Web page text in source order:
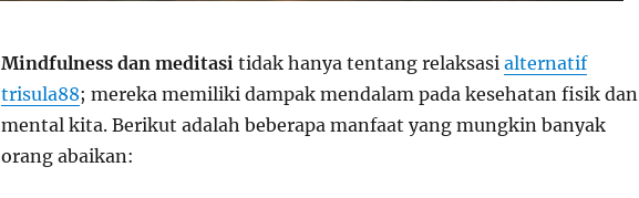
Mindfulness dan meditasitidak hanya tentang relaksasi alternatif
trisula88; mereka memiliki dampak mendalam pada kesehatan fisik dan
mental kita. Berikut adalah beberapa manfaat yang mungkin banyak
orang abaikan: